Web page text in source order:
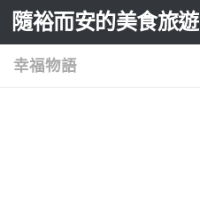
Skip to content
隨裕而安的美食旅遊
幸福物語